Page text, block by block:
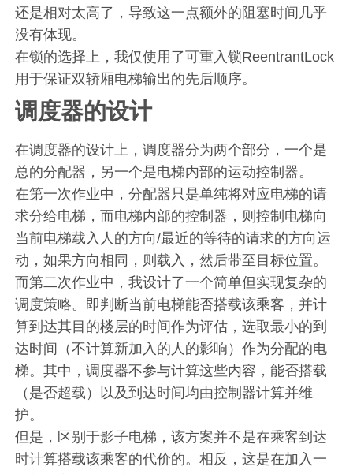
还是相对太高了，导致这一点额外的阻塞时间几乎
没有体现。
在锁的选择上，我仅使用了可重入锁ReentrantLock
用于保证双轿厢电梯输出的先后顺序。
调度器的设计
在调度器的设计上，调度器分为两个部分，一个是
总的分配器，另一个是电梯内部的运动控制器。
在第一次作业中，分配器只是单纯将对应电梯的请
求分给电梯，而电梯内部的控制器，则控制电梯向
当前电梯载入人的方向/最近的等待的请求的方向运
动，如果方向相同，则载入，然后带至目标位置。
而第二次作业中，我设计了一个简单但实现复杂的
调度策略。即判断当前电梯能否搭载该乘客，并计
算到达其目的楼层的时间作为评估，选取最小的到
达时间（不计算新加入的人的影响）作为分配的电
梯。其中，调度器不参与计算这些内容，能否搭载
（是否超载）以及到达时间均由控制器计算并维
护。
但是，区别于影子电梯，该方案并不是在乘客到达
时计算搭载该乘客的代价的。相反，这是在加入一